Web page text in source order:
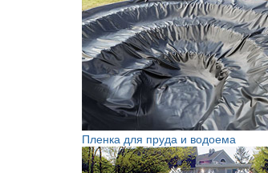
Пленка для пруда и водоема